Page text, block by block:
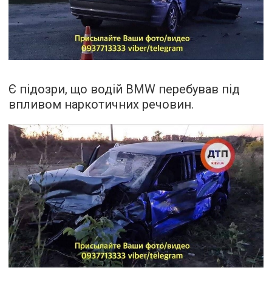
Є підозри, що водій BMW перебував під
впливом наркотичних речовин.